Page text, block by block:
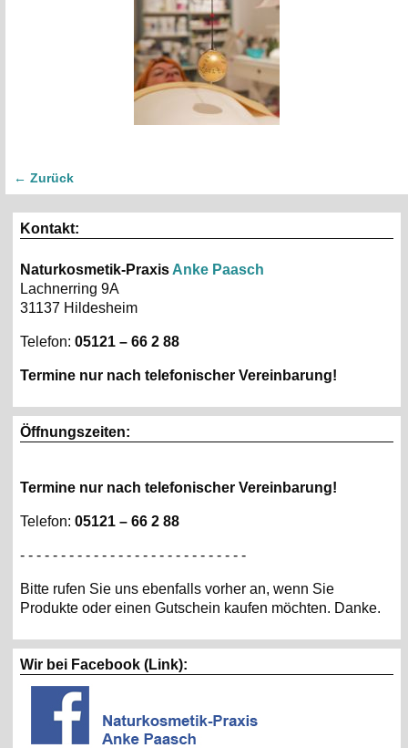
Bilder-Navigation
← Zurück
Kontakt:
Naturkosmetik-Praxis Anke Paasch
Lachnerring 9A
31137 Hildesheim
Telefon: 05121 – 66 2 88
Termine nur nach telefonischer Vereinbarung!
Öffnungszeiten:
Termine nur nach telefonischer Vereinbarung!
Telefon: 05121 – 66 2 88
- - - - - - - - - - - - - - - - - - - - - - - - - - - -
Bitte rufen Sie uns ebenfalls vorher an, wenn Sie
Produkte oder einen Gutschein kaufen möchten. Danke.
Wir bei Facebook (Link):